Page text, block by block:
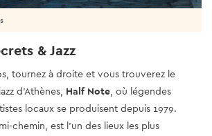
& Jazz
tournez à droite et vous trouverez le
d'Athènes, Half Note, où légendes
locaux se produisent depuis 1979.
chemin, est l'un des lieux les plus